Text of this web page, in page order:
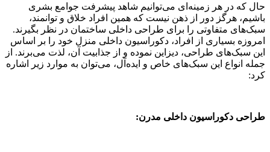
حال که در هر زمینه‌ای می‌توانیم شاهد پیشرفت جوامع بشری
باشیم، هرگز دور از ذهن نیست که همین افراد خلاق و توانمند،
سبک‌های متفاوتی را برای طراحی داخلی ساختمان در نظر بگیرند.
امروزه بسیاری از افراد، دکوراسیون داخلی منزل خود را بر اساس
این سبک‌های طراحی، دیزاین نموده و از جذابیت آن، لذت می‌برند. از
جمله انواع این سبک‌های خاص و ایده‌آل، می‌توان به موارد زیر اشاره
کرد:
طراحی دکوراسیون داخلی مدرن: